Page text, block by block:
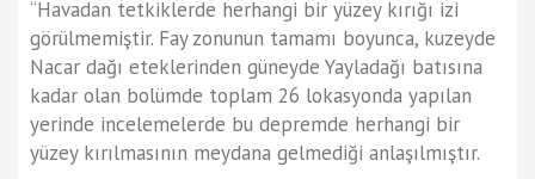
“Havadan tetkiklerde herhangi bir yüzey kırığı izi
görülmemiştir. Fay zonunun tamamı boyunca, kuzeyde
Nacar dağı eteklerinden güneyde Yayladağı batısına
kadar olan bolümde toplam 26 lokasyonda yapılan
yerinde incelemelerde bu depremde herhangi bir
yüzey kırılmasının meydana gelmediği anlaşılmıştır.